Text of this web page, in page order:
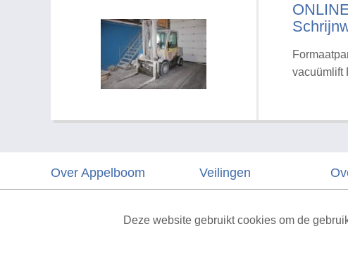
vacuümlift
Over Appelboom
Privacyverklaring
Veilingen
Deze website gebruikt cookies om de